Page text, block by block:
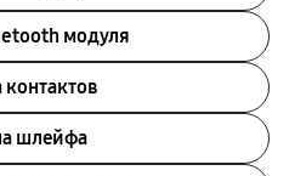
модуля
контактов
шлейфа